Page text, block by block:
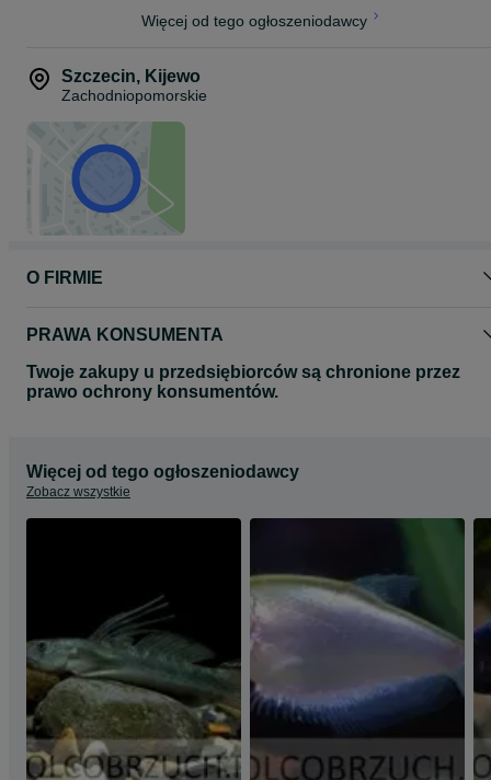
Więcej od tego ogłoszeniodawcy
Szczecin, Kijewo
Zachodniopomorskie
O FIRMIE
PRAWA KONSUMENTA
Twoje zakupy u przedsiębiorców są chronione przez
prawo ochrony konsumentów.
Więcej od tego ogłoszeniodawcy
Zobacz wszystkie